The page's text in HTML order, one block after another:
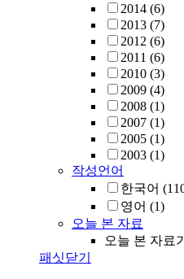
2014 (6)
2013 (7)
2012 (6)
2011 (6)
2010 (3)
2009 (4)
2008 (1)
2007 (1)
2005 (1)
2003 (1)
작성언어
한국어
영어 (1)
오늘 본 자료
오늘 본 자료
패싯닫기